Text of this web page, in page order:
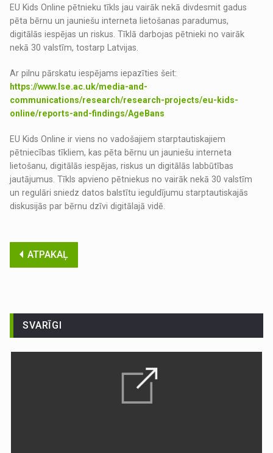
EU Kids Online pētnieku tīkls jau vairāk nekā divdesmit gadus
pēta bērnu un jauniešu interneta lietošanas paradumus,
digitālās iespējas un riskus. Tīklā darbojas pētnieki no vairāk
nekā 30 valstīm, tostarp Latvijas.
Ar pilnu pārskatu iespējams iepazīties šeit:
https://www.lse.ac.uk/media-and-
communications/research/research-projects/eu-kids-
online/reports-and-findings/AgeBans
EU Kids Online ir viens no vadošajiem starptautiskajiem
pētniecības tīkliem, kas pēta bērnu un jauniešu interneta
lietošanu, digitālās iespējas, riskus un digitālās labbūtības
jautājumus. Tīkls apvieno pētniekus no vairāk nekā 30 valstīm
un regulāri sniedz datos balstītu ieguldījumu starptautiskajās
diskusijās par bērnu dzīvi digitālajā vidē.
ATPAKAĻ
SVARĪGI